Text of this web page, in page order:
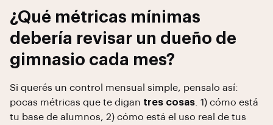
¿Qué métricas mínimas
debería revisar un dueño de
gimnasio cada mes?
Si querés un control mensual simple, pensalo así:
pocas métricas que te digan tres cosas . 1) cómo está
tu base de alumnos, 2) cómo está el uso real de tus